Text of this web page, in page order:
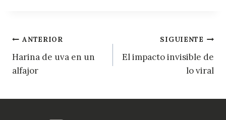
Navegación
de
ANTERIOR
Harina de uva en un
alfajor
SIGUIENTE
El impacto invisible de
lo viral